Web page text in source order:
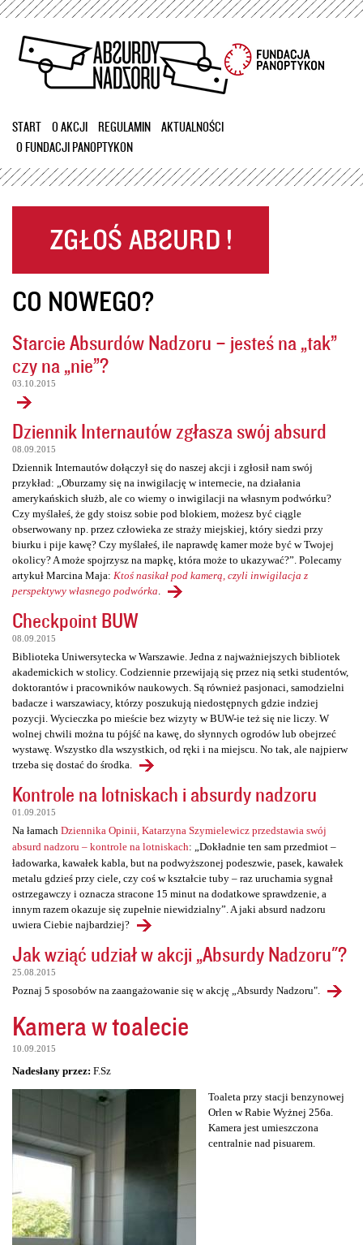
Przejdź
treści
START O AKCJI REGULAMIN
AKTUALNOŚCI
O FUNDACJI PANOPTYKON
CO NOWEGO?
Starcie Absurdów Nadzoru – jesteś na „tak”
czy na „nie”?
03.10.2015
Dziennik Internautów zgłasza swój absurd
08.09.2015
Dziennik Internautów dołączył się do naszej akcji i zgłosił nam swój
przykład: „Oburzamy się na inwigilację w internecie, na działania
amerykańskich służb, ale co wiemy o inwigilacji na własnym podwórku?
Czy myślałeś, że gdy stoisz sobie pod blokiem, możesz być ciągle
obserwowany np. przez człowieka ze straży miejskiej, który siedzi przy
biurku i pije kawę? Czy myślałeś, ile naprawdę kamer może być w Twojej
okolicy? A może spojrzysz na mapkę, która może to ukazywać?”. Polecamy
artykuł Marcina Maja: Ktoś nasikał pod kamerą, czyli inwigilacja z
perspektywy własnego podwórka
Checkpoint BUW
08.09.2015
Biblioteka Uniwersytecka w Warszawie. Jedna z najważniejszych bibliotek
akademickich w stolicy. Codziennie przewijają się przez nią setki studentów,
doktorantów i pracowników naukowych. Są również pasjonaci, samodzielni
badacze i warszawiacy, którzy poszukują niedostępnych gdzie indziej
pozycji. Wycieczka po mieście bez wizyty w BUW-ie też się nie liczy. W
wolnej chwili można tu pójść na kawę, do słynnych ogrodów lub obejrzeć
wystawę. Wszystko dla wszystkich, od ręki i na miejscu. No tak, ale najpierw
trzeba się dostać do środka.
Kontrole na lotniskach i absurdy nadzoru
01.09.2015
Na łamach Dziennika Opinii, Katarzyna Szymielewicz przedstawia swój
absurd nadzoru – kontrole na lotniskach: „Dokładnie ten sam przedmiot –
ładowarka, kawałek kabla, but na podwyższonej podeszwie, pasek, kawałek
metalu gdzieś przy ciele, czy coś w kształcie tuby – raz uruchamia sygnał
ostrzegawczy i oznacza stracone 15 minut na dodatkowe sprawdzenie, a
innym razem okazuje się zupełnie niewidzialny”. A jaki absurd nadzoru
uwiera Ciebie najbardziej?
Jak wziąć udział w akcji „Absurdy Nadzoru"?
25.08.2015
Poznaj 5 sposobów na zaangażowanie się w akcję „Absurdy Nadzoru".
Kamera w toalecie
10.09.2015
Nadesłany przez: F.Sz
Toaleta przy stacji benzynowej
Orlen w Rabie Wyżnej 256a.
Kamera jest umieszczona
centralnie nad pisuarem.